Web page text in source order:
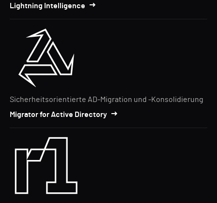
Lightning Intelligence
Sicherheitsorientierte AD-Migration und -Konsolidierung
Migrator for Active Directory